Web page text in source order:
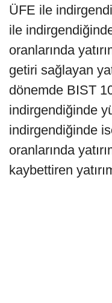
ÜFE ile
ile
oranlarında
getiri sağlayan
dönemde BIST
indirgendiğinde
indirgendiğinde
oranlarında
kaybettiren